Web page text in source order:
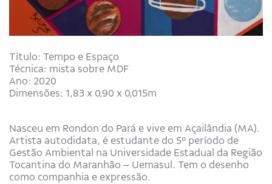
Título: Tempo e Espaço
Técnica: mista sobre MDF
Ano: 2020
Dimensões: 1,83 x 0,90 x 0,015m
Nasceu em Rondon do Pará e vive em Açailândia (MA).
Artista autodidata, é estudante do 5º período de
Gestão Ambiental na Universidade Estadual da Região
Tocantina do Maranhão – Uemasul. Tem o desenho
como companhia e expressão.